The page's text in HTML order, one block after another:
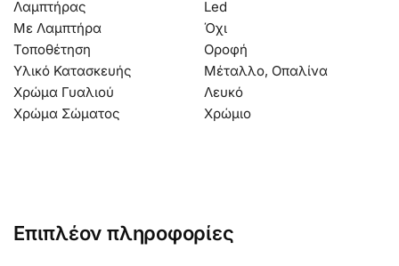
Λαμπτήρας
Led
Με Λαμπτήρα
Όχι
Τοποθέτηση
Οροφή
Υλικό Κατασκευής
Μέταλλο, Οπαλίνα
Χρώμα Γυαλιού
Λευκό
Χρώμα Σώματος
Χρώμιο
Επιπλέον πληροφορίες